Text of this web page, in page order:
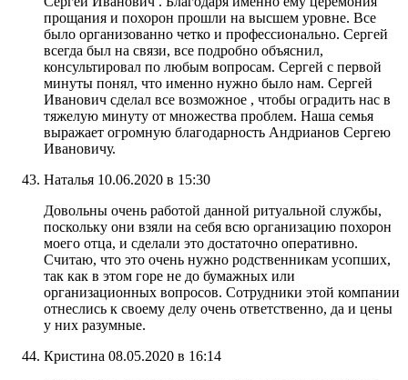
прощания и похорон прошли на высшем уровне. Все
было организованно четко и профессионально. Сергей
всегда был на связи, все подробно объяснил,
консультировал по любым вопросам. Сергей с первой
минуты понял, что именно нужно было нам. Сергей
Иванович сделал все возможное , чтобы оградить нас в
тяжелую минуту от множества проблем. Наша семья
выражает огромную благодарность Андрианов Сергею
Ивановичу.
Наталья 10.06.2020 в 15:30
Довольны очень работой данной ритуальной службы,
поскольку они взяли на себя всю организацию похорон
моего отца, и сделали это достаточно оперативно.
Считаю, что это очень нужно родственникам усопших,
так как в этом горе не до бумажных или
организационных вопросов. Сотрудники этой компании
отнеслись к своему делу очень ответственно, да и цены
у них разумные.
Кристина 08.05.2020 в 16:14